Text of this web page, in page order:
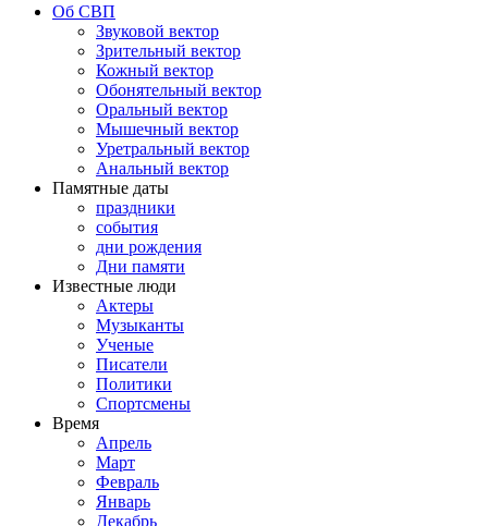
Об СВП
Звуковой вектор
Зрительный вектор
Кожный вектор
Обонятельный вектор
Оральный вектор
Мышечный вектор
Уретральный вектор
Анальный вектор
Памятные даты
праздники
события
дни рождения
Дни памяти
Известные люди
Актеры
Музыканты
Ученые
Писатели
Политики
Спортсмены
Время
Апрель
Март
Февраль
Январь
Декабрь